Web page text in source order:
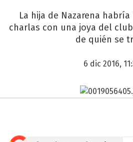
La hija de Nazarena
charlas con una joya del
de quién se
6 dic 2016,